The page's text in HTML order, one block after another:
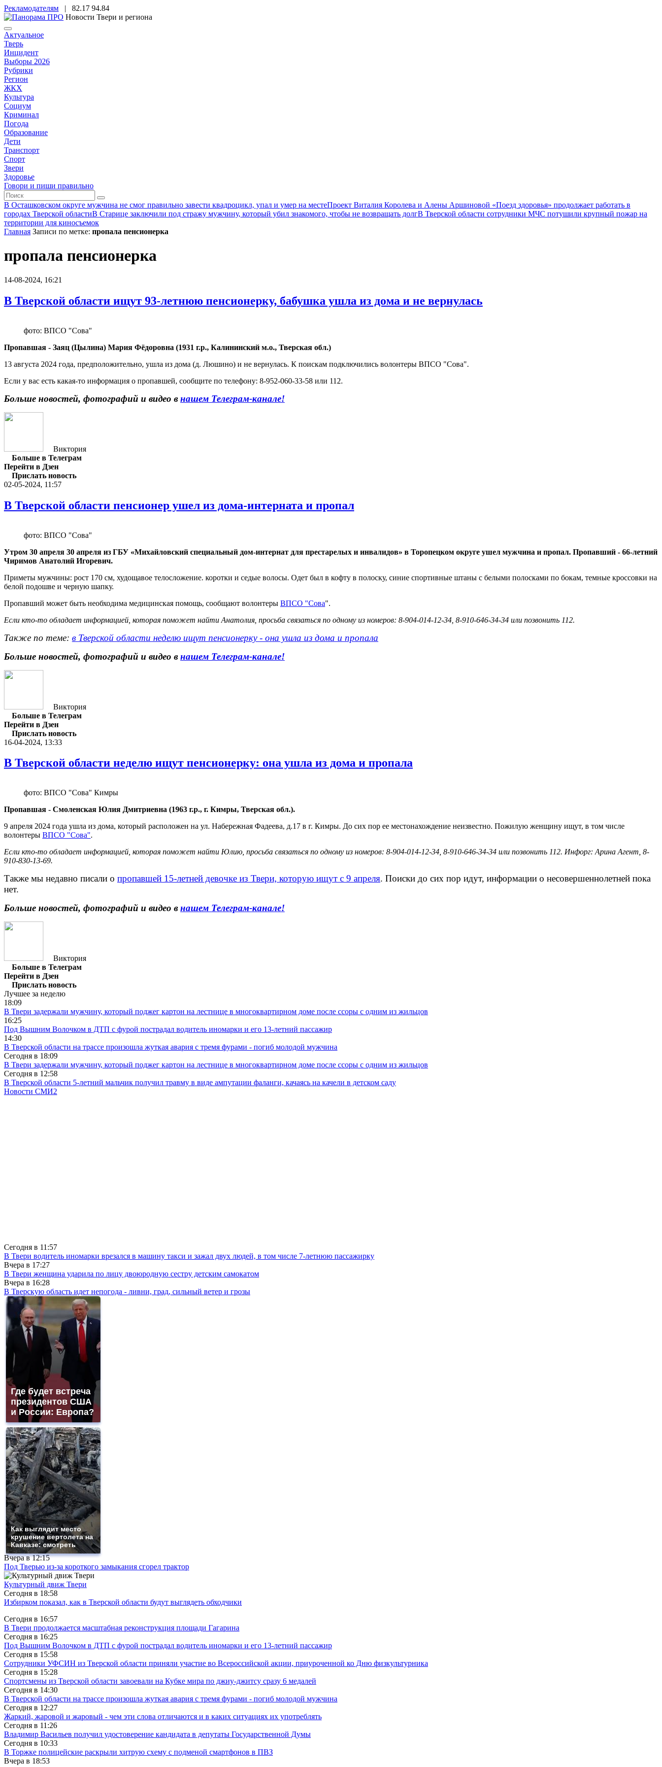
Рекламодателям | 82.17 94.84
Новости Твери и региона
Актуальное
Тверь
Инцидент
Выборы 2026
Рубрики
Регион
ЖКХ
Культура
Социум
Криминал
Погода
Образование
Дети
Транспорт
Спорт
Звери
Здоровье
Говори и пиши правильно
В Осташковском округе мужчина не смог правильно завести квадроцикл, упал и умер на местеПроект Виталия Королева и Алены Аршиновой «Поезд здоровья» продолжает работать в
городах Тверской областиВ Старице заключили под стражу мужчину, который убил знакомого, чтобы не возвращать долгВ Тверской области сотрудники МЧС потушили крупный пожар на
территории для киносъемок
Главная Записи по метке: пропала пенсионерка
пропала пенсионерка
14-08-2024, 16:21
В Тверской области ищут 93-летнюю пенсионерку, бабушка ушла из дома и не вернулась
фото: ВПСО "Сова"
Пропавшая - Заяц (Цылина) Мария Фёдоровна (1931 г.р., Калининский м.о., Тверская обл.)
13 августа 2024 года, предположительно, ушла из дома (д. Люшино) и не вернулась. К поискам подключились волонтеры ВПСО "Сова".
Если у вас есть какая-то информация о пропавшей, сообщите по телефону: 8-952-060-33-58 или 112.
Больше новостей, фотографий и видео в нашем Телеграм-канале!
Виктория
Больше в Телеграм
Перейти в Дзен
Прислать новость
02-05-2024, 11:57
В Тверской области пенсионер ушел из дома-интерната и пропал
фото: ВПСО "Сова"
Утром 30 апреля 30 апреля из ГБУ «Михайловский специальный дом-интернат для престарелых и инвалидов» в Торопецком округе ушел мужчина и пропал. Пропавший - 66-летний
Чиримов Анатолий Игоревич.
Приметы мужчины: рост 170 см, худощавое телосложение. коротки и седые волосы. Одет был в кофту в полоску, синие спортивные штаны с белыми полосками по бокам, темные кроссовки на
белой подошве и черную шапку.
Пропавший может быть необходима медицинская помощь, сообщают волонтеры ВПСО "Сова".
Если кто-то обладает информацией, которая поможет найти Анатолия, просьба связаться по одному из номеров: 8-904-014-12-34, 8-910-646-34-34 или позвонить 112.
Также по теме: в Тверской области неделю ищут пенсионерку - она ушла из дома и пропала
Больше новостей, фотографий и видео в нашем Телеграм-канале!
Виктория
Больше в Телеграм
Перейти в Дзен
Прислать новость
16-04-2024, 13:33
В Тверской области неделю ищут пенсионерку: она ушла из дома и пропала
фото: ВПСО "Сова" Кимры
Пропавшая - Смоленская Юлия Дмитриевна (1963 г.р., г. Кимры, Тверская обл.).
9 апреля 2024 года ушла из дома, который расположен на ул. Набережная Фадеева, д.17 в г. Кимры. До сих пор ее местонахождение неизвестно. Пожилую женщину ищут, в том числе
волонтеры ВПСО "Сова".
Если кто-то обладает информацией, которая поможет найти Юлию, просьба связаться по одному из номеров: 8-904-014-12-34, 8-910-646-34-34 или позвонить 112. Инфорг: Арина Агент, 8-
910-830-13-69.
Также мы недавно писали о пропавшей 15-летней девочке из Твери, которую ищут с 9 апреля. Поиски до сих пор идут, информации о несовершеннолетней пока
нет.
Больше новостей, фотографий и видео в нашем Телеграм-канале!
Виктория
Больше в Телеграм
Перейти в Дзен
Прислать новость
Лучшее за неделю
18:09
В Твери задержали мужчину, который поджег картон на лестнице в многоквартирном доме после ссоры с одним из жильцов
16:25
Под Вышним Волочком в ДТП с фурой пострадал водитель иномарки и его 13-летний пассажир
14:30
В Тверской области на трассе произошла жуткая авария с тремя фурами - погиб молодой мужчина
Сегодня в 18:09
В Твери задержали мужчину, который поджег картон на лестнице в многоквартирном доме после ссоры с одним из жильцов
Сегодня в 12:58
В Тверской области 5-летний мальчик получил травму в виде ампутации фаланги, качаясь на качели в детском саду
Новости СМИ2
Сегодня в 11:57
В Твери водитель иномарки врезался в машину такси и зажал двух людей, в том числе 7-летнюю пассажирку
Вчера в 17:27
В Твери женщина ударила по лицу двоюродную сестру детским самокатом
Вчера в 16:28
В Тверскую область идет непогода - ливни, град, сильный ветер и грозы
Где будет встреча
президентов США
и России: Европа?
Как выглядит место
крушение вертолета на
Кавказе: смотреть
Вчера в12:15
Под Тверью из-за короткого замыкания сгорел трактор
Культурный движ Твери
Сегодня в 18:58
Избирком показал, как в Тверской области будут выглядеть обходчики
Сегодня в 16:57
В Твери продолжается масштабная реконструкция площади Гагарина
Сегодня в 16:25
Под Вышним Волочком в ДТП с фурой пострадал водитель иномарки и его 13-летний пассажир
Сегодня в 15:58
Сотрудники УФСИН из Тверской области приняли участие во Всероссийской акции, приуроченной ко Дню физкультурника
Сегодня в 15:28
Спортсмены из Тверской области завоевали на Кубке мира по джиу-джитсу сразу 6 медалей
Сегодня в 14:30
В Тверской области на трассе произошла жуткая авария с тремя фурами - погиб молодой мужчина
Сегодня в 12:27
Жаркий, жаровой и жаровый - чем эти слова отличаются и в каких ситуациях их употреблять
Сегодня в 11:26
Владимир Васильев получил удостоверение кандидата в депутаты Государственной Думы
Сегодня в 10:33
В Торжке полицейские раскрыли хитрую схему с подменой смартфонов в ПВЗ
Вчера в 18:53